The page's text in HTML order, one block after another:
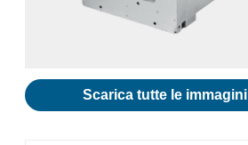
Scarica tutte le immagini